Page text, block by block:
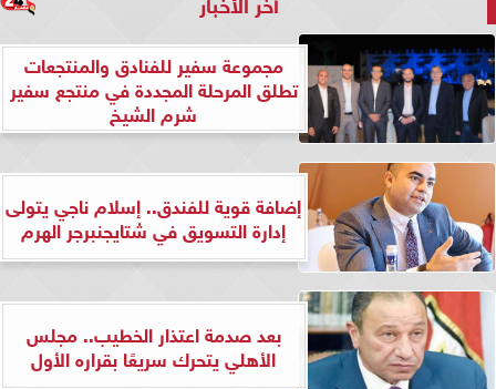
مجموعة سفير للفنادق والمنتجعات
تطلق المرحلة المجددة في منتجع سفير
شرم الشيخ
إضافة قوية للفندق.. إسلام ناجي يتولى
إدارة التسويق في شتايجنبرجر الهرم
بعد صدمة اعتذار الخطيب.. مجلس
الأهلي يتحرك سريعًا بقراره الأول